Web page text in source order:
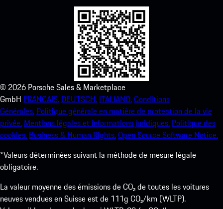
© 2026 Porsche Sales & Marketplace
GmbH FRANCAIS. DEUTSCH. ITALIANO.Conditions
Générales. Politique générale en matière de protection de la vie
privée. Mentions légales et informations juridiques. Politique des
cookies. Business & Human Rights.Open Source Software Notice.
*Valeurs déterminées suivant la méthode de mesure légale
obligatoire.
La valeur moyenne des émissions de CO₂ de toutes les voitures
neuves vendues en Suisse est de 111g CO₂/km (WLTP).